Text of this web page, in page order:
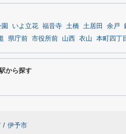
いよ立花 福音寺 土橋 土居田 余戸
県庁前 市役所前 山西 衣山 本町四丁
から探す
/ 伊予市